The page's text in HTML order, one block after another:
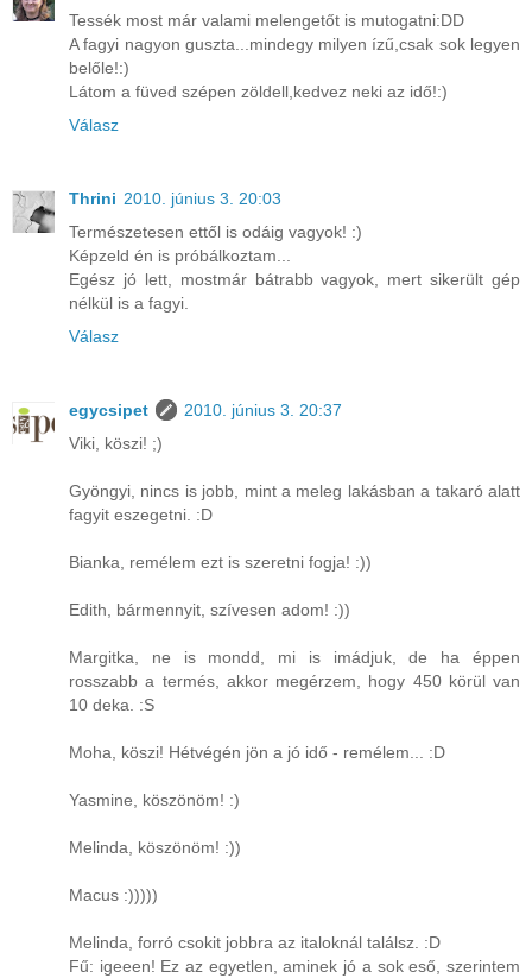
Tessék most már valami melengetőt is mutogatni:DD
A fagyi nagyon guszta...mindegy milyen ízű,csak sok legyen
belőle!:)
Látom a füved szépen zöldell,kedvez neki az idő!:)
Válasz
Thrini 2010. június 3. 20:03
Természetesen ettől is odáig vagyok! :)
Képzeld én is próbálkoztam...
Egész jó lett, mostmár bátrabb vagyok, mert sikerült gép
nélkül is a fagyi.
Válasz
egycsipet
2010. június 3. 20:37
Viki, köszi! ;)
Gyöngyi, nincs is jobb, mint a meleg lakásban a takaró alatt
fagyit eszegetni. :D
Bianka, remélem ezt is szeretni fogja! :))
Edith, bármennyit, szívesen adom! :))
Margitka, ne is mondd, mi is imádjuk, de ha éppen
rosszabb a termés, akkor megérzem, hogy 450 körül van
10 deka. :S
Moha, köszi! Hétvégén jön a jó idő - remélem... :D
Yasmine, köszönöm! :)
Melinda, köszönöm! :))
Macus :)))))
Melinda, forró csokit jobbra az italoknál találsz. :D
Fű: igeeen! Ez az egyetlen, aminek jó a sok eső, szerintem